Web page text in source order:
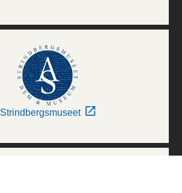
Strindbergsmuseet